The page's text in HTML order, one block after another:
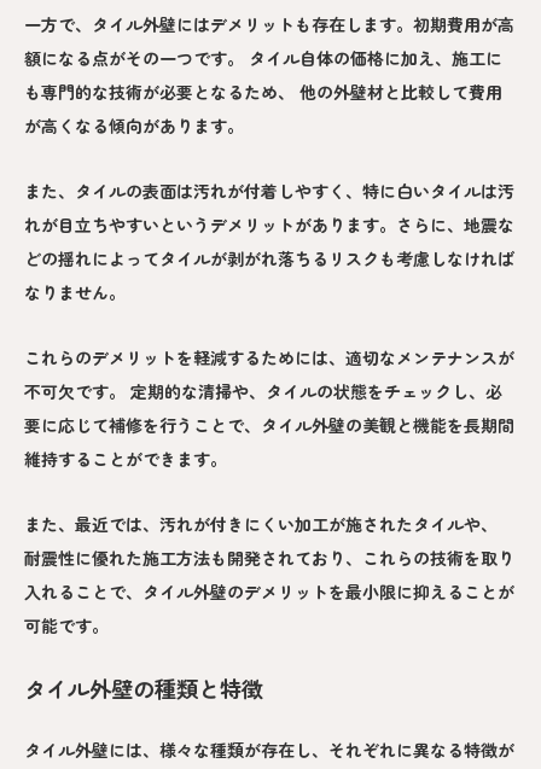
一方で、タイル外壁にはデメリットも存在します。初期費用が高
額になる点がその一つです。 タイル自体の価格に加え、施工に
も専門的な技術が必要となるため、 他の外壁材と比較して費用
が高くなる傾向があります。
また、タイルの表面は汚れが付着しやすく、特に白いタイルは汚
れが目立ちやすいというデメリットがあります。さらに、地震な
どの揺れによってタイルが剥がれ落ちるリスクも考慮しなければ
なりません。
これらのデメリットを軽減するためには、適切なメンテナンスが
不可欠です。 定期的な清掃や、タイルの状態をチェックし、必
要に応じて補修を行うことで、タイル外壁の美観と機能を長期間
維持することができます。
また、最近では、汚れが付きにくい加工が施されたタイルや、
耐震性に優れた施工方法も開発されており、これらの技術を取り
入れることで、タイル外壁のデメリットを最小限に抑えることが
可能です。
タイル外壁の種類と特徴
タイル外壁には、様々な種類が存在し、それぞれに異なる特徴が